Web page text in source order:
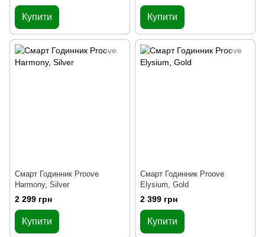
Купити Купити
Смарт Годинник Proove
Harmony, Silver
2 299 грн
Купити
Смарт Годинник Proove
Elysium, Gold
2 399 грн
Купити